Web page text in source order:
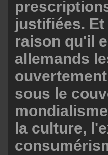
justifiées.
raison qu'il
allemands
sous le
la culture,